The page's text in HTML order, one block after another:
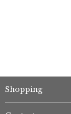
Shopping